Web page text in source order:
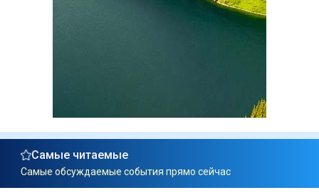
Самые читаемые
Самые обсуждаемые события прямо сейчас